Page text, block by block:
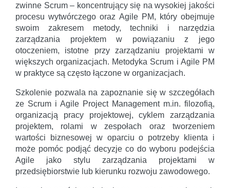
zwinne Scrum – koncentrujący się na wysokiej jakości
procesu wytwórczego oraz Agile PM, który obejmuje
swoim zakresem metody, techniki i narzędzia
zarządzania projektem w powiązaniu z jego
otoczeniem, istotne przy zarządzaniu projektami w
większych organizacjach. Metodyka Scrum i Agile PM
w praktyce są często łączone w organizacjach.
Szkolenie pozwala na zapoznanie się w szczegółach
ze Scrum i Agile Project Management m.in. filozofią,
organizacją pracy projektowej, cyklem zarządzania
projektem, rolami w zespołach oraz tworzeniem
wartości biznesowej w oparciu o potrzeby klienta i
może pomóc podjąć decyzje co do wyboru podejścia
Agile jako stylu zarządzania projektami w
przedsiębiorstwie lub kierunku rozwoju zawodowego.